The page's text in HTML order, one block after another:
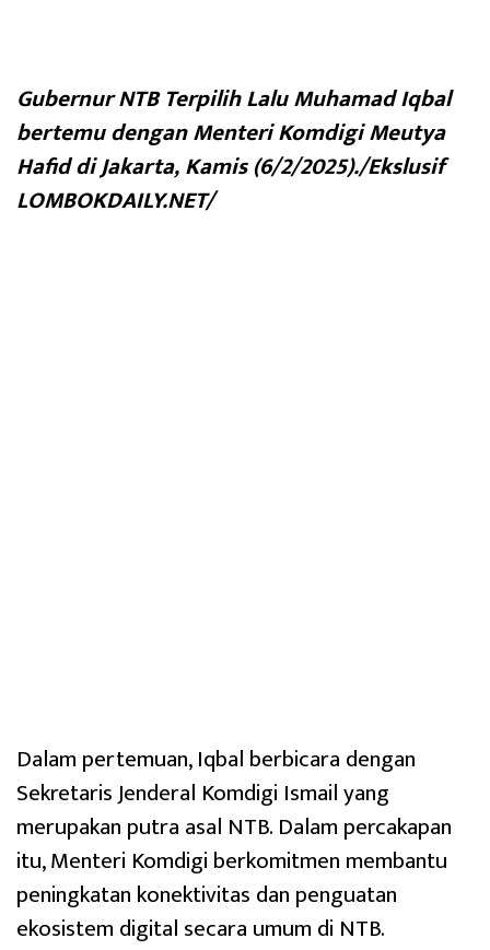
Gubernur NTB Terpilih Lalu Muhamad Iqbal
bertemu dengan Menteri Komdigi Meutya
Hafid di Jakarta, Kamis (6/2/2025)./Ekslusif
LOMBOKDAILY.NET/
Dalam pertemuan, Iqbal berbicara dengan
Sekretaris Jenderal Komdigi Ismail yang
merupakan putra asal NTB. Dalam percakapan
itu, Menteri Komdigi berkomitmen membantu
peningkatan konektivitas dan penguatan
ekosistem digital secara umum di NTB.